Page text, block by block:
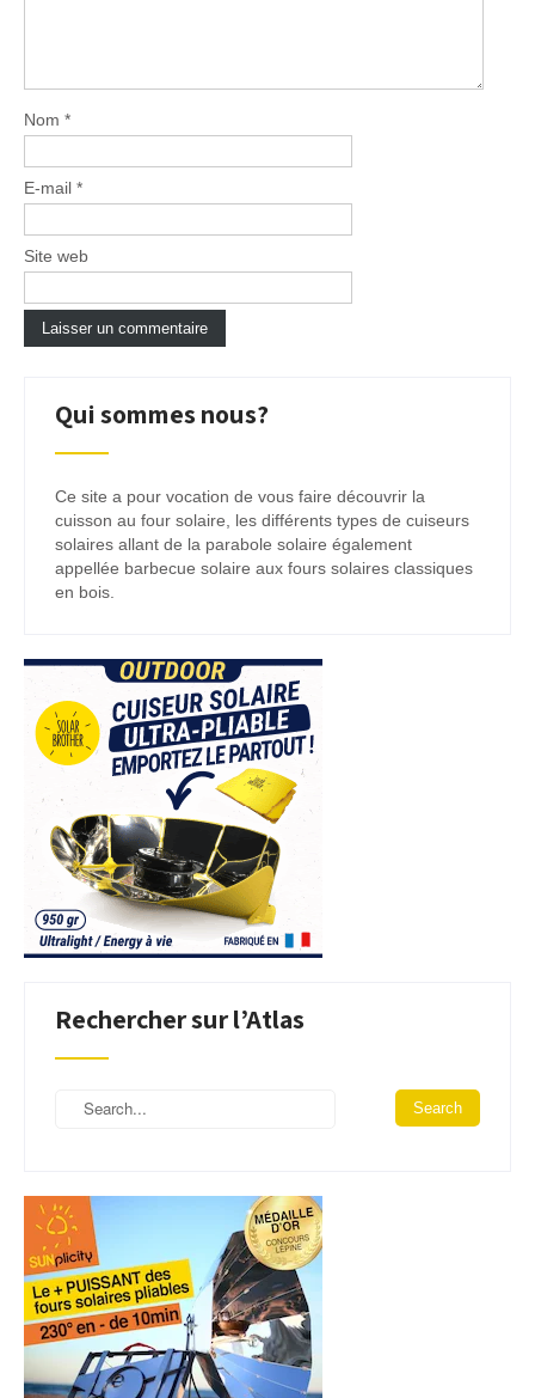
Nom *
E-mail *
Site web
Qui sommes nous?
Ce site a pour vocation de vous faire découvrir la
cuisson au four solaire, les différents types de cuiseurs
solaires allant de la parabole solaire également
appellée barbecue solaire aux fours solaires classiques
en bois.
Rechercher sur l’Atlas